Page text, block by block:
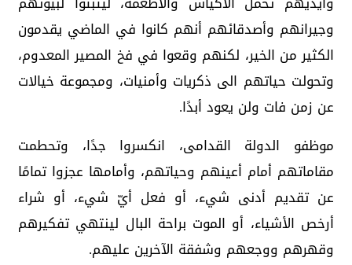
وجيرانهم وأصدقائهم أنهم كانوا في الماضي يقدمون
الكثير من الخير، لكنهم وقعوا في فخ المصير المعدوم،
وتحولت حياتهم الى ذكريات وأمنيات، ومجموعة خيالات
عن زمن فات ولن يعود أبدًا.
موظفو الدولة القدامى، انكسروا جدًا، وتحطمت
مقاماتهم أمام أعينهم وحياتهم، وأمامها عجزوا تمامًا
عن تقديم أدنى شيء، أو فعل أيّ شيء، أو شراء
أرخص الأشياء، أو الموت براحة البال لينتهي تفكيرهم
وقهرهم ووجعهم وشفقة الآخرين عليهم.